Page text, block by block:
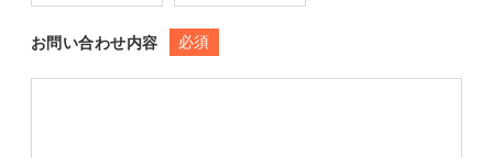
お問い合わせ内容 必須